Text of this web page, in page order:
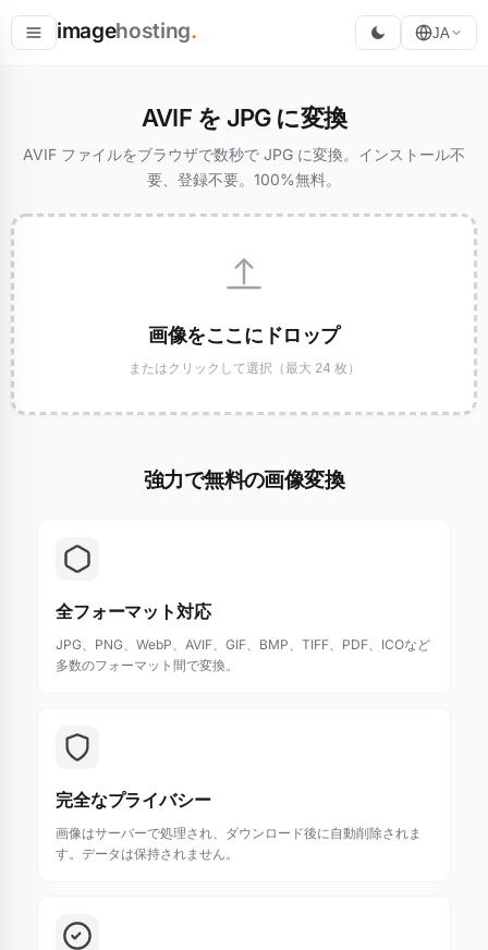
imagehosting. JA
AVIF を JPG に変換
AVIF ファイルをブラウザで数秒で JPG に変換。インストール不
要、登録不要。100%無料。
画像をここにドロップ
またはクリックして選択（最大 24 枚）
強力で無料の画像変換
全フォーマット対応
JPG、PNG、WebP、AVIF、GIF、BMP、TIFF、PDF、ICOなど
多数のフォーマット間で変換。
完全なプライバシー
画像はサーバーで処理され、ダウンロード後に自動削除されま
す。データは保持されません。